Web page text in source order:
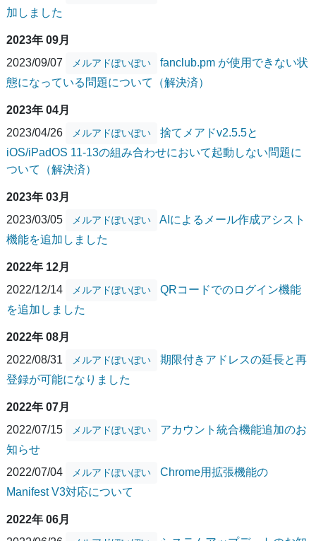
加しました
2023年 09月
2023/09/07
メルアドぽいぽい
fanclub.pm が使用できない状
態になっている問題について（解決済）
2023年 04月
2023/04/26
メルアドぽいぽい
捨てメアドv2.5.5と
iOS/iPadOS 11-13の組み合わせにおいて起動しない問題に
ついて（解決済）
2023年 03月
2023/03/05
メルアドぽいぽい
AIによるメール作成アシスト
機能を追加しました
2022年 12月
2022/12/14
メルアドぽいぽい
QRコードでのログイン機能
を追加しました
2022年 08月
2022/08/31
メルアドぽいぽい
期限付きアドレスの延長と再
登録が可能になりました
2022年 07月
2022/07/15
メルアドぽいぽい
アカウント統合機能追加のお
知らせ
2022/07/04
メルアドぽいぽい
Chrome用拡張機能の
Manifest V3対応について
2022年 06月